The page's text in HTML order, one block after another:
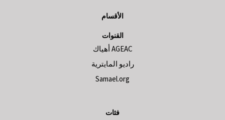
الأقسام
القنوات
AGEAC أهياك
راديو المايترية
Samael.org
فئات